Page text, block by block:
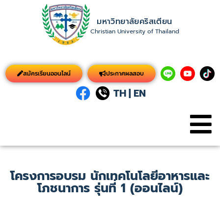
มหาวิทยาลัยคริสเตียน
Christian University of Thailand
สมัครเรียนออนไลน์ ประกาศผลสอบ
TH| EN
โครงการอบรม นักเทคโนโลยีอาหารและ
โภชนาการ รุ่นที่ 1 (ออนไลน์)